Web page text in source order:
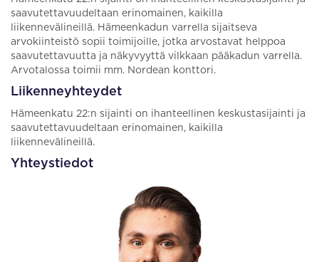
saavutettavuudeltaan erinomainen, kaikilla
liikennevälineillä. Hämeenkadun varrella sijaitseva
arvokiinteistö sopii toimijoille, jotka arvostavat helppoa
saavutettavuutta ja näkyvyyttä vilkkaan pääkadun varrella.
Arvotalossa toimii mm. Nordean konttori.
Liikenneyhteydet
Hämeenkatu 22:n sijainti on ihanteellinen keskustasijainti ja
saavutettavuudeltaan erinomainen, kaikilla
liikennevälineillä.
Yhteystiedot